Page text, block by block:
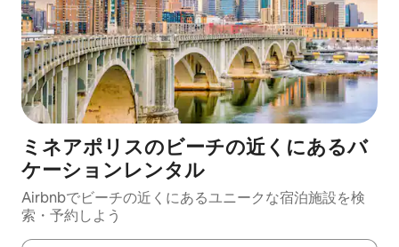
ミネアポリスのビーチの近くにあるバ
ケーションレンタル
Airbnbでビーチの近くにあるユニークな宿泊施設を検
索・予約しよう